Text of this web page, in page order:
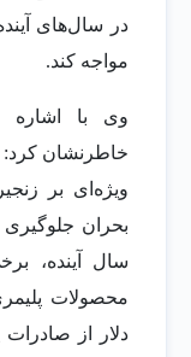
در سال‌های
مواجه کند.
وی با اشاره
خاطرنشان کرد:
ویژه‌ای بر
بحران
سال آینده،
دلار از